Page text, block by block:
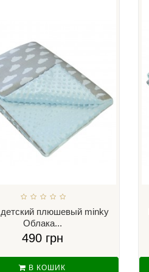
плюшевый minky
Облака...
490 грн
В КОШИК